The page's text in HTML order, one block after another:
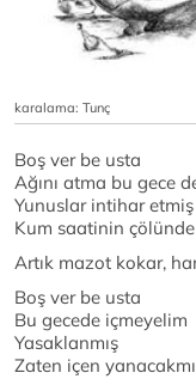
karalama: Tunç
Boş ver be usta
Ağını atma bu gece
Yunuslar intihar etmiş
Kum saatinin çölünde
Artık mazot kokar,
Boş ver be usta
Bu gecede içmeyelim
Yasaklanmış
Zaten içen